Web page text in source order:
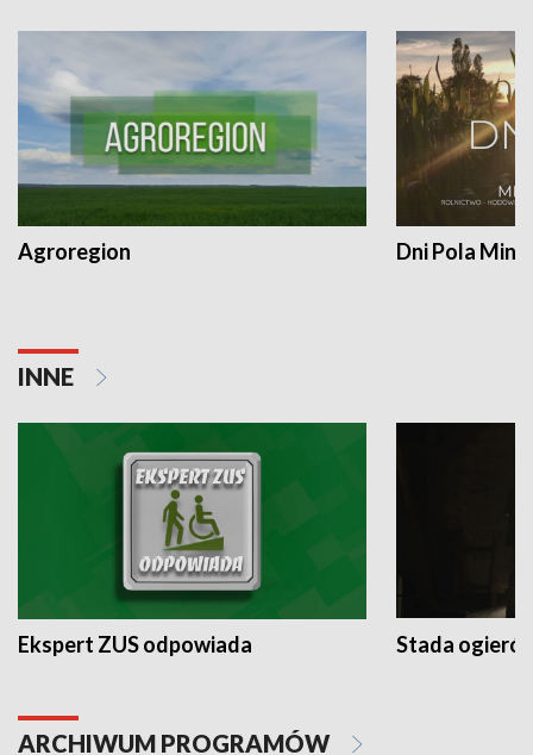
Agroregion Dni Pola
INNE
Ekspert ZUS odpowiada Stada
ARCHIWUM PROGRAMÓW